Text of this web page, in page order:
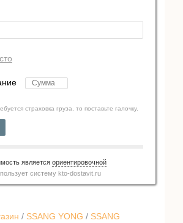
/ SSANG YONG / SSANG
страховка груза, то поставьте галочку.
является ориентировочной
систему kto-dostavit.ru